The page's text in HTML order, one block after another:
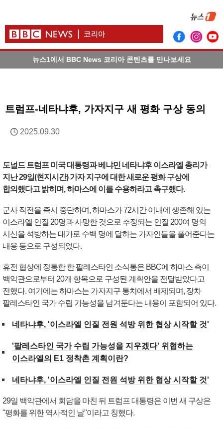
뉴스1에서 BBC News 코리아 콘텐츠를 만나보세요
트럼프-네타냐후, 가자지구 새 평화 구상 동의
2025.09.30
도널드 트럼프 미국 대통령과 베냐민 네타냐후 이스라엘 총리가
지난 29일(현지시간) 가자 지구에 대한 새로운 평화 구상에
합의했다고 밝히며, 하마스에 이를 수용하라고 촉구했다.
군사 작전을 즉시 중단하며, 하마스가 72시간 이내에 생존해 있는
이스라엘 인질 20명과 사망한 것으로 추정되는 인질 200여 명의
시신을 석방하는 대가로 수백 명에 달하는 가자인들을 풀어준다는
내용 등으로 구성되었다.
휴전 협상에 정통한 한 팔레스타인 소식통은 BBC에 하마스 측이
백악관으로부터 20개 항목으로 구성된 계획안을 전달받았다고
전했다. 여기에는 하마스는 가자지구 통치에서 배제되며, 장차
팔레스타인 국가 수립 가능성을 남겨둔다는 내용이 포함되어 있다.
네타냐후, '이스라엘 인질 전원 석방 위한 협상 시작할 것'
'팔레스타인 국가 수립 가능성을 지우겠다' 위협하는
이스라엘의 E1 정착촌 계획이란?
네타냐후, '이스라엘 인질 전원 석방 위한 협상 시작할 것'
29일 백악관에서 회담을 마친 뒤 트럼프 대통령은 이번 새 구상은
"평화를 위한 역사적인 날"이라고 칭했다.